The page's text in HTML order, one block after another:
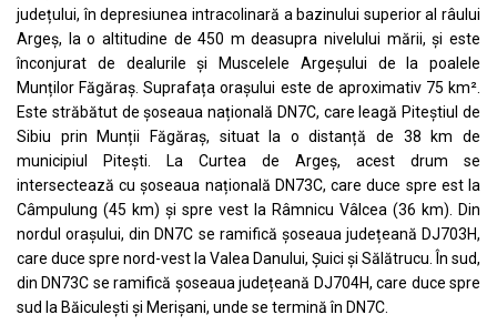
județului, în depresiunea intracolinară a bazinului superior al râului
Argeș, la o altitudine de 450 m deasupra nivelului mării, și este
înconjurat de dealurile și
Muscelele Argeșului de la poalele
Munților Făgăraș . Suprafața orașului este de aproximativ 75 km².
Este străbătut de șoseaua națională DN7C, care leagă Piteștiul de
Sibiu prin Munții Făgăraș, situat la o distanță de 38 km de
municipiul
Pitești . La Curtea de Argeș, acest drum se
intersectează cu șoseaua națională DN73C, care duce spre est la
Câmpulung (45 km) și spre vest la Râmnicu Vâlcea (36 km). Din
nordul orașului, din DN7C se ramifică șoseaua județeană DJ703H,
care duce spre nord-vest la Valea Danului, Șuici și Sălătrucu . În sud,
din DN73C se ramifică șoseaua județeană DJ704H, care duce spre
sud la Băiculești și Merișani, unde se termină în DN7C.